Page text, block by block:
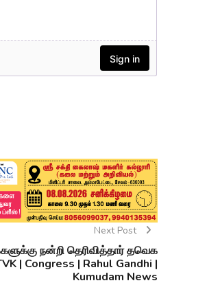
Next Post
நன்றி தெரிவித்தார் தவெக
| Congress | Rahul Gandhi |
Kumudam News